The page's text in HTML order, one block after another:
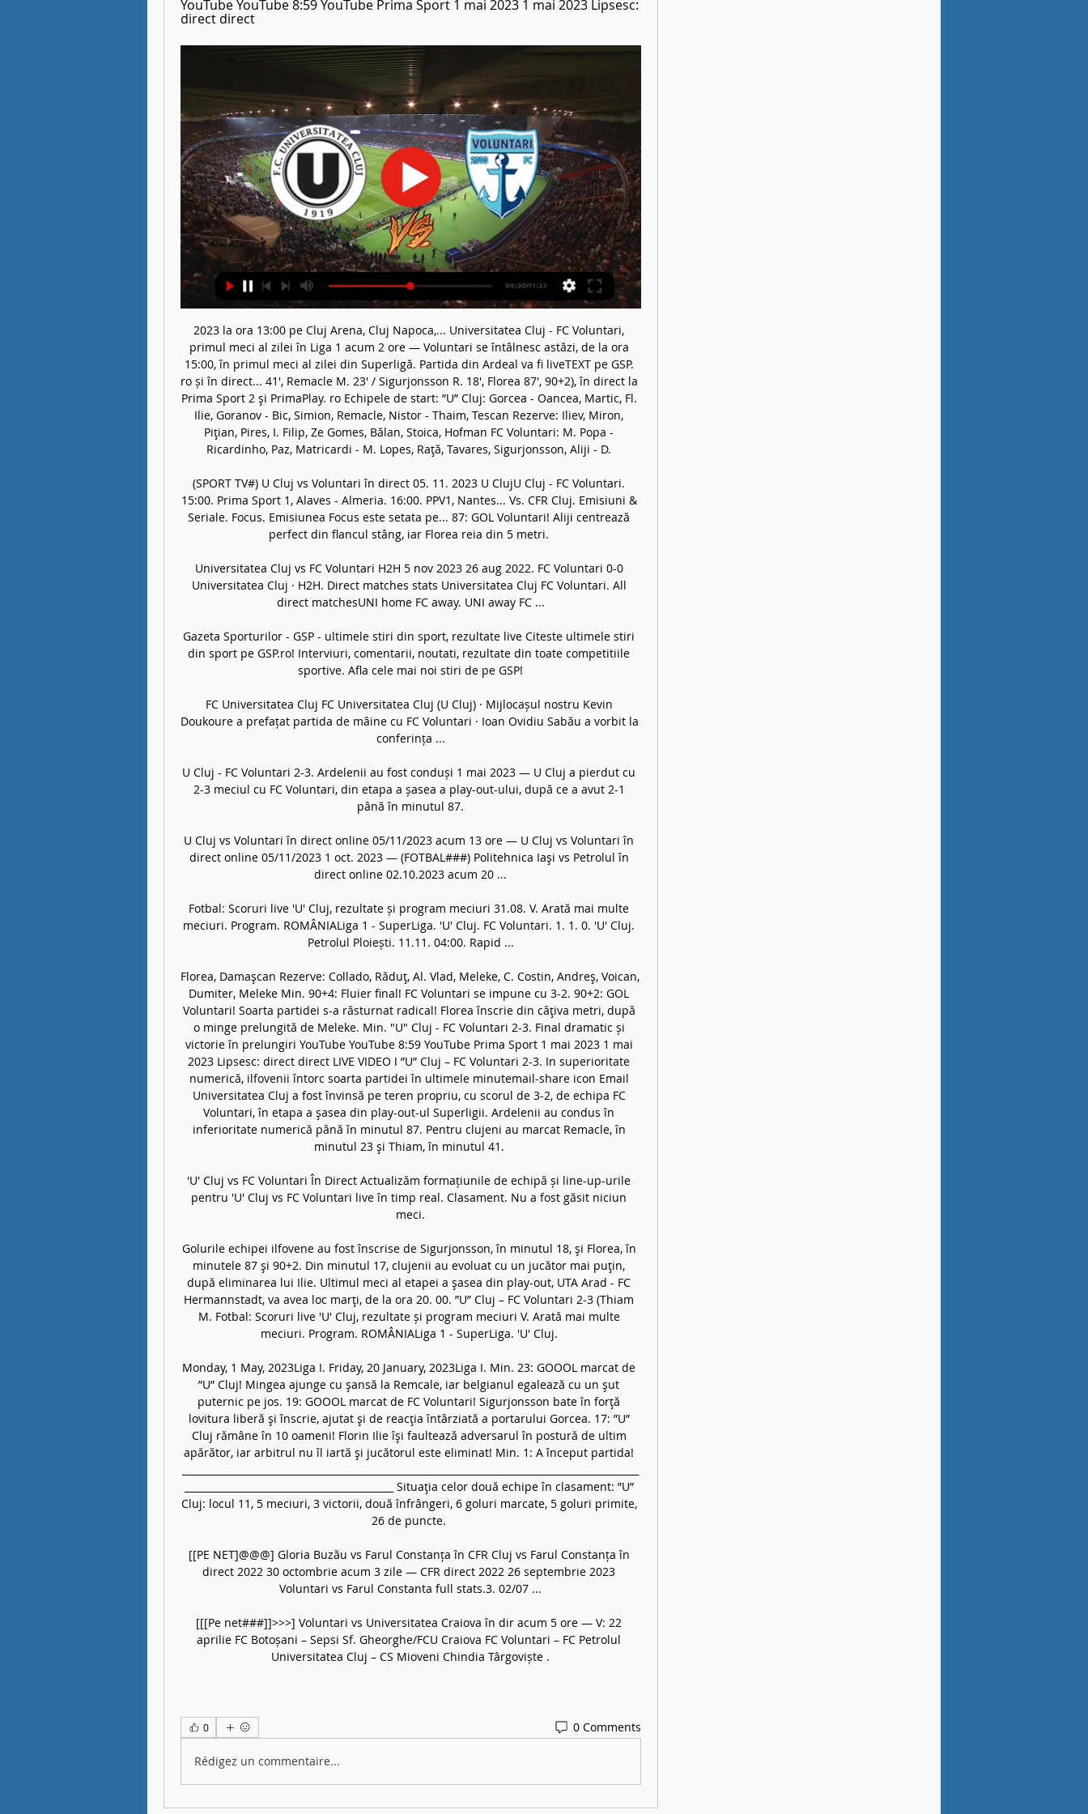
YouTube YouTube 8:59 YouTube Prima Sport 1 mai 2023 1 mai 2023 Lipsesc:
direct direct
2023 la ora 13:00 pe Cluj Arena, Cluj Napoca,... Universitatea Cluj - FC Voluntari,
primul meci al zilei în Liga 1 acum 2 ore — Voluntari se întâlnesc astăzi, de la ora
15:00, în primul meci al zilei din Superligă. Partida din Ardeal va fi liveTEXT pe GSP.
ro și în direct... 41', Remacle M. 23' / Sigurjonsson R. 18', Florea 87', 90+2), în direct la
Prima Sport 2 şi PrimaPlay. ro Echipele de start: ”U” Cluj: Gorcea - Oancea, Martic, Fl.
Ilie, Goranov - Bic, Simion, Remacle, Nistor - Thaim, Tescan Rezerve: Iliev, Miron,
Piţian, Pires, I. Filip, Ze Gomes, Bălan, Stoica, Hofman FC Voluntari: M. Popa -
Ricardinho, Paz, Matricardi - M. Lopes, Raţă, Tavares, Sigurjonsson, Aliji - D.
(SPORT TV#) U Cluj vs Voluntari în direct 05. 11. 2023 U ClujU Cluj - FC Voluntari.
15:00. Prima Sport 1, Alaves - Almeria. 16:00. PPV1, Nantes... Vs. CFR Cluj. Emisiuni &
Seriale. Focus. Emisiunea Focus este setata pe... 87: GOL Voluntari! Aliji centrează
perfect din flancul stâng, iar Florea reia din 5 metri.
Universitatea Cluj vs FC Voluntari H2H 5 nov 2023 26 aug 2022. FC Voluntari 0-0
Universitatea Cluj · H2H. Direct matches stats Universitatea Cluj FC Voluntari. All
direct matchesUNI home FC away. UNI away FC ...
Gazeta Sporturilor - GSP - ultimele stiri din sport, rezultate live Citeste ultimele stiri
din sport pe GSP.ro! Interviuri, comentarii, noutati, rezultate din toate competitiile
sportive. Afla cele mai noi stiri de pe GSP!
FC Universitatea Cluj FC Universitatea Cluj (U Cluj) · Mijlocașul nostru Kevin
Doukoure a prefațat partida de mâine cu FC Voluntari · Ioan Ovidiu Sabău a vorbit la
conferința ...
U Cluj - FC Voluntari 2-3. Ardelenii au fost conduși 1 mai 2023 — U Cluj a pierdut cu
2-3 meciul cu FC Voluntari, din etapa a șasea a play-out-ului, după ce a avut 2-1
până în minutul 87.
U Cluj vs Voluntari în direct online 05/11/2023 acum 13 ore — U Cluj vs Voluntari în
direct online 05/11/2023 1 oct. 2023 — (FOTBAL###) Politehnica Iaşi vs Petrolul în
direct online 02.10.2023 acum 20 ...
Fotbal: Scoruri live 'U' Cluj, rezultate și program meciuri 31.08. V. Arată mai multe
meciuri. Program. ROMÂNIALiga 1 - SuperLiga. 'U' Cluj. FC Voluntari. 1. 1. 0. 'U' Cluj.
Petrolul Ploiești. 11.11. 04:00. Rapid ...
Florea, Damaşcan Rezerve: Collado, Răduţ, Al. Vlad, Meleke, C. Costin, Andreş, Voican,
Dumiter, Meleke Min. 90+4: Fluier final! FC Voluntari se impune cu 3-2. 90+2: GOL
Voluntari! Soarta partidei s-a răsturnat radical! Florea înscrie din câţiva metri, după
o minge prelungită de Meleke. Min. "U" Cluj - FC Voluntari 2-3. Final dramatic și
victorie în prelungiri YouTube YouTube 8:59 YouTube Prima Sport 1 mai 2023 1 mai
2023 Lipsesc: direct direct LIVE VIDEO ǀ ”U” Cluj – FC Voluntari 2-3. In superioritate
numerică, ilfovenii întorc soarta partidei în ultimele minutemail-share icon Email
Universitatea Cluj a fost învinsă pe teren propriu, cu scorul de 3-2, de echipa FC
Voluntari, în etapa a şasea din play-out-ul Superligii. Ardelenii au condus în
inferioritate numerică până în minutul 87. Pentru clujeni au marcat Remacle, în
minutul 23 şi Thiam, în minutul 41.
'U' Cluj vs FC Voluntari În Direct Actualizăm formațiunile de echipă și line-up-urile
pentru 'U' Cluj vs FC Voluntari live în timp real. Clasament. Nu a fost găsit niciun
meci.
Golurile echipei ilfovene au fost înscrise de Sigurjonsson, în minutul 18, şi Florea, în
minutele 87 şi 90+2. Din minutul 17, clujenii au evoluat cu un jucător mai puţin,
după eliminarea lui Ilie. Ultimul meci al etapei a şasea din play-out, UTA Arad - FC
Hermannstadt, va avea loc marţi, de la ora 20. 00. ”U” Cluj – FC Voluntari 2-3 (Thiam
M. Fotbal: Scoruri live 'U' Cluj, rezultate și program meciuri V. Arată mai multe
meciuri. Program. ROMÂNIALiga 1 - SuperLiga. 'U' Cluj.
Monday, 1 May, 2023Liga I. Friday, 20 January, 2023Liga I. Min. 23: GOOOL marcat de
”U” Cluj! Mingea ajunge cu şansă la Remcale, iar belgianul egalează cu un şut
puternic pe jos. 19: GOOOL marcat de FC Voluntari! Sigurjonsson bate în forţă
lovitura liberă şi înscrie, ajutat şi de reacţia întârziată a portarului Gorcea. 17: ”U”
Cluj rămâne în 10 oameni! Florin Ilie îşi faultează adversarul în postură de ultim
apărător, iar arbitrul nu îl iartă şi jucătorul este eliminat! Min. 1: A început partida!
___________________________________________ Situaţia celor două echipe în clasament: ”U”
Cluj: locul 11, 5 meciuri, 3 victorii, două înfrângeri, 6 goluri marcate, 5 goluri primite,
26 de puncte.
[[PE NET]@@@] Gloria Buzău vs Farul Constanța în CFR Cluj vs Farul Constanța în
direct 2022 30 octombrie acum 3 zile — CFR direct 2022 26 septembrie 2023
Voluntari vs Farul Constanta full stats.3. 02/07 ...
[[[Pe net###]]>>>] Voluntari vs Universitatea Craiova în dir acum 5 ore — V: 22
aprilie FC Botoșani – Sepsi Sf. Gheorghe/FCU Craiova FC Voluntari – FC Petrolul
Universitatea Cluj – CS Mioveni Chindia Târgoviște .
0 0 Comments
Rédigez un commentaire...